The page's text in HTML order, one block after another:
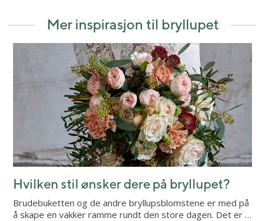
Mer inspirasjon til bryllupet
Hvilken stil ønsker dere på bryllupet?
Brudebuketten og de andre bryllupsblomstene er med på
å skape en vakker ramme rundt den store dagen. Det er …